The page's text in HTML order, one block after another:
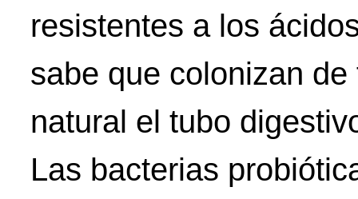
resistentes a los
sabe que colonizan de
natural el tubo
Las bacterias